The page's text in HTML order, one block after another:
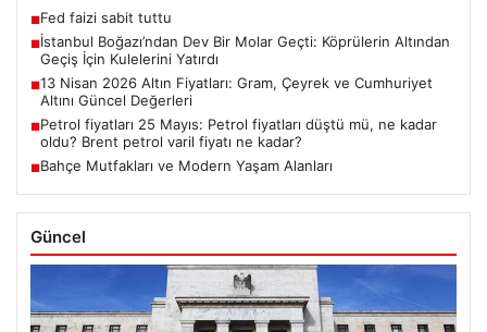
■Fed faizi sabit tuttu
■İstanbul Boğazı’ndan Dev Bir Molar Geçti: Köprülerin Altından
Geçiş İçin Kulelerini Yatırdı
■13 Nisan 2026 Altın Fiyatları: Gram, Çeyrek ve Cumhuriyet
Altını Güncel Değerleri
■Petrol fiyatları 25 Mayıs: Petrol fiyatları düştü mü, ne kadar
oldu? Brent petrol varil fiyatı ne kadar?
■Bahçe Mutfakları ve Modern Yaşam Alanları
Güncel